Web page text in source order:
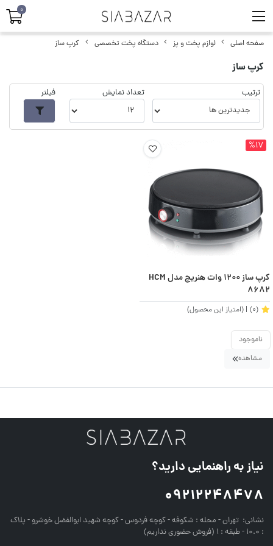
صفحه اصلی لوازم پخت و پز دستگاه پخت تخصصی کرپ ساز
کرپ ساز
ترتیب تعداد نمایش فیلتر
%17
کرپ ساز 1200 وات هنریچ مدل HCM
8682
(0) | (امتیاز این محصول)
ناموجود
مشاهده
نیاز به راهنمایی دارید؟
09212248478
نشانی: تهران - محله : شکوفه - کوچه فردوس - کوچه شهید ابوالفضل خوشرو - پلاک
: 10.0 - طبقه : 1 (فروش حضوری نداریم)
0